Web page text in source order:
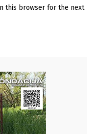
this browser for the next